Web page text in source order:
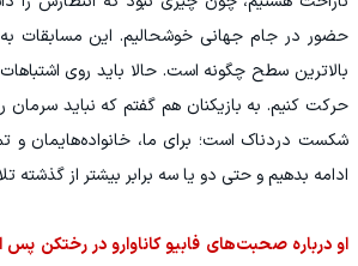
حضور در جام جهانی خوشحالیم. این مسابقات
بالاترین سطح چگونه است. حالا باید روی
حرکت کنیم. به بازیکنان هم گفتم که نباید سرمان را
شکست دردناک است؛ برای ما، خانواده‌هایمان و
ادامه بدهیم و حتی دو یا سه برابر بیشتر از گذشته
او درباره صحبت‌های فابیو کاناوارو در رختکن